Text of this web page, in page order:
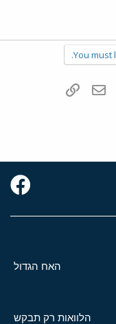
You must
WhatsAppדואר אלקטרוני
האח הגדול
הלוואות רק תבקש